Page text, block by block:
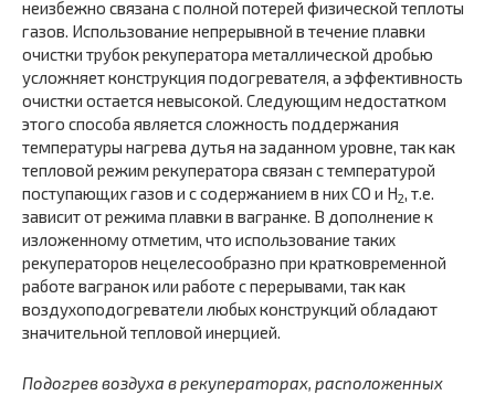
неизбежно связана с полной потерей физической теплоты
газов. Использование непрерывной в течение плавки
очистки трубок рекуператора металлической дробью
усложняет конструкция подогревателя, а эффективность
очистки остается невысокой. Следующим недостатком
этого способа является сложность поддержания
температуры нагрева дутья на заданном уровне, так как
тепловой режим рекуператора связан с температурой
поступающих газов и с содержанием в них CO и H2, т.е.
зависит от режима плавки в вагранке. В дополнение к
изложенному отметим, что использование таких
рекуператоров нецелесообразно при кратковременной
работе вагранок или работе с перерывами, так как
воздухоподогреватели любых конструкций обладают
значительной тепловой инерцией.
Подогрев воздуха в рекуператорах, расположенных